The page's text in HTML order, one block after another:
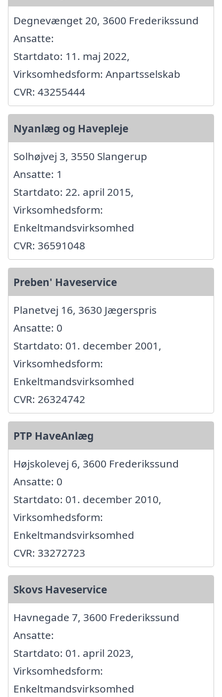
Degnevænget 20, 3600 Frederikssund
Ansatte:
Startdato: 11. maj 2022,
Virksomhedsform: Anpartsselskab
CVR: 43255444
Nyanlæg og Havepleje
Solhøjvej 3, 3550 Slangerup
Ansatte: 1
Startdato: 22. april 2015,
Virksomhedsform:
Enkeltmandsvirksomhed
CVR: 36591048
Preben' Haveservice
Planetvej 16, 3630 Jægerspris
Ansatte: 0
Startdato: 01. december 2001,
Virksomhedsform:
Enkeltmandsvirksomhed
CVR: 26324742
PTP HaveAnlæg
Højskolevej 6, 3600 Frederikssund
Ansatte: 0
Startdato: 01. december 2010,
Virksomhedsform:
Enkeltmandsvirksomhed
CVR: 33272723
Skovs Haveservice
Havnegade 7, 3600 Frederikssund
Ansatte:
Startdato: 01. april 2023,
Virksomhedsform:
Enkeltmandsvirksomhed